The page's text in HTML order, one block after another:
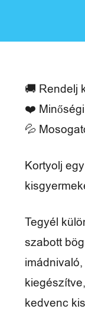
o
n
é
s
a
b
a
d
🚚 Rendelj
❤️
💦
Kortyolj
Tegyél
szabott
kedvenc